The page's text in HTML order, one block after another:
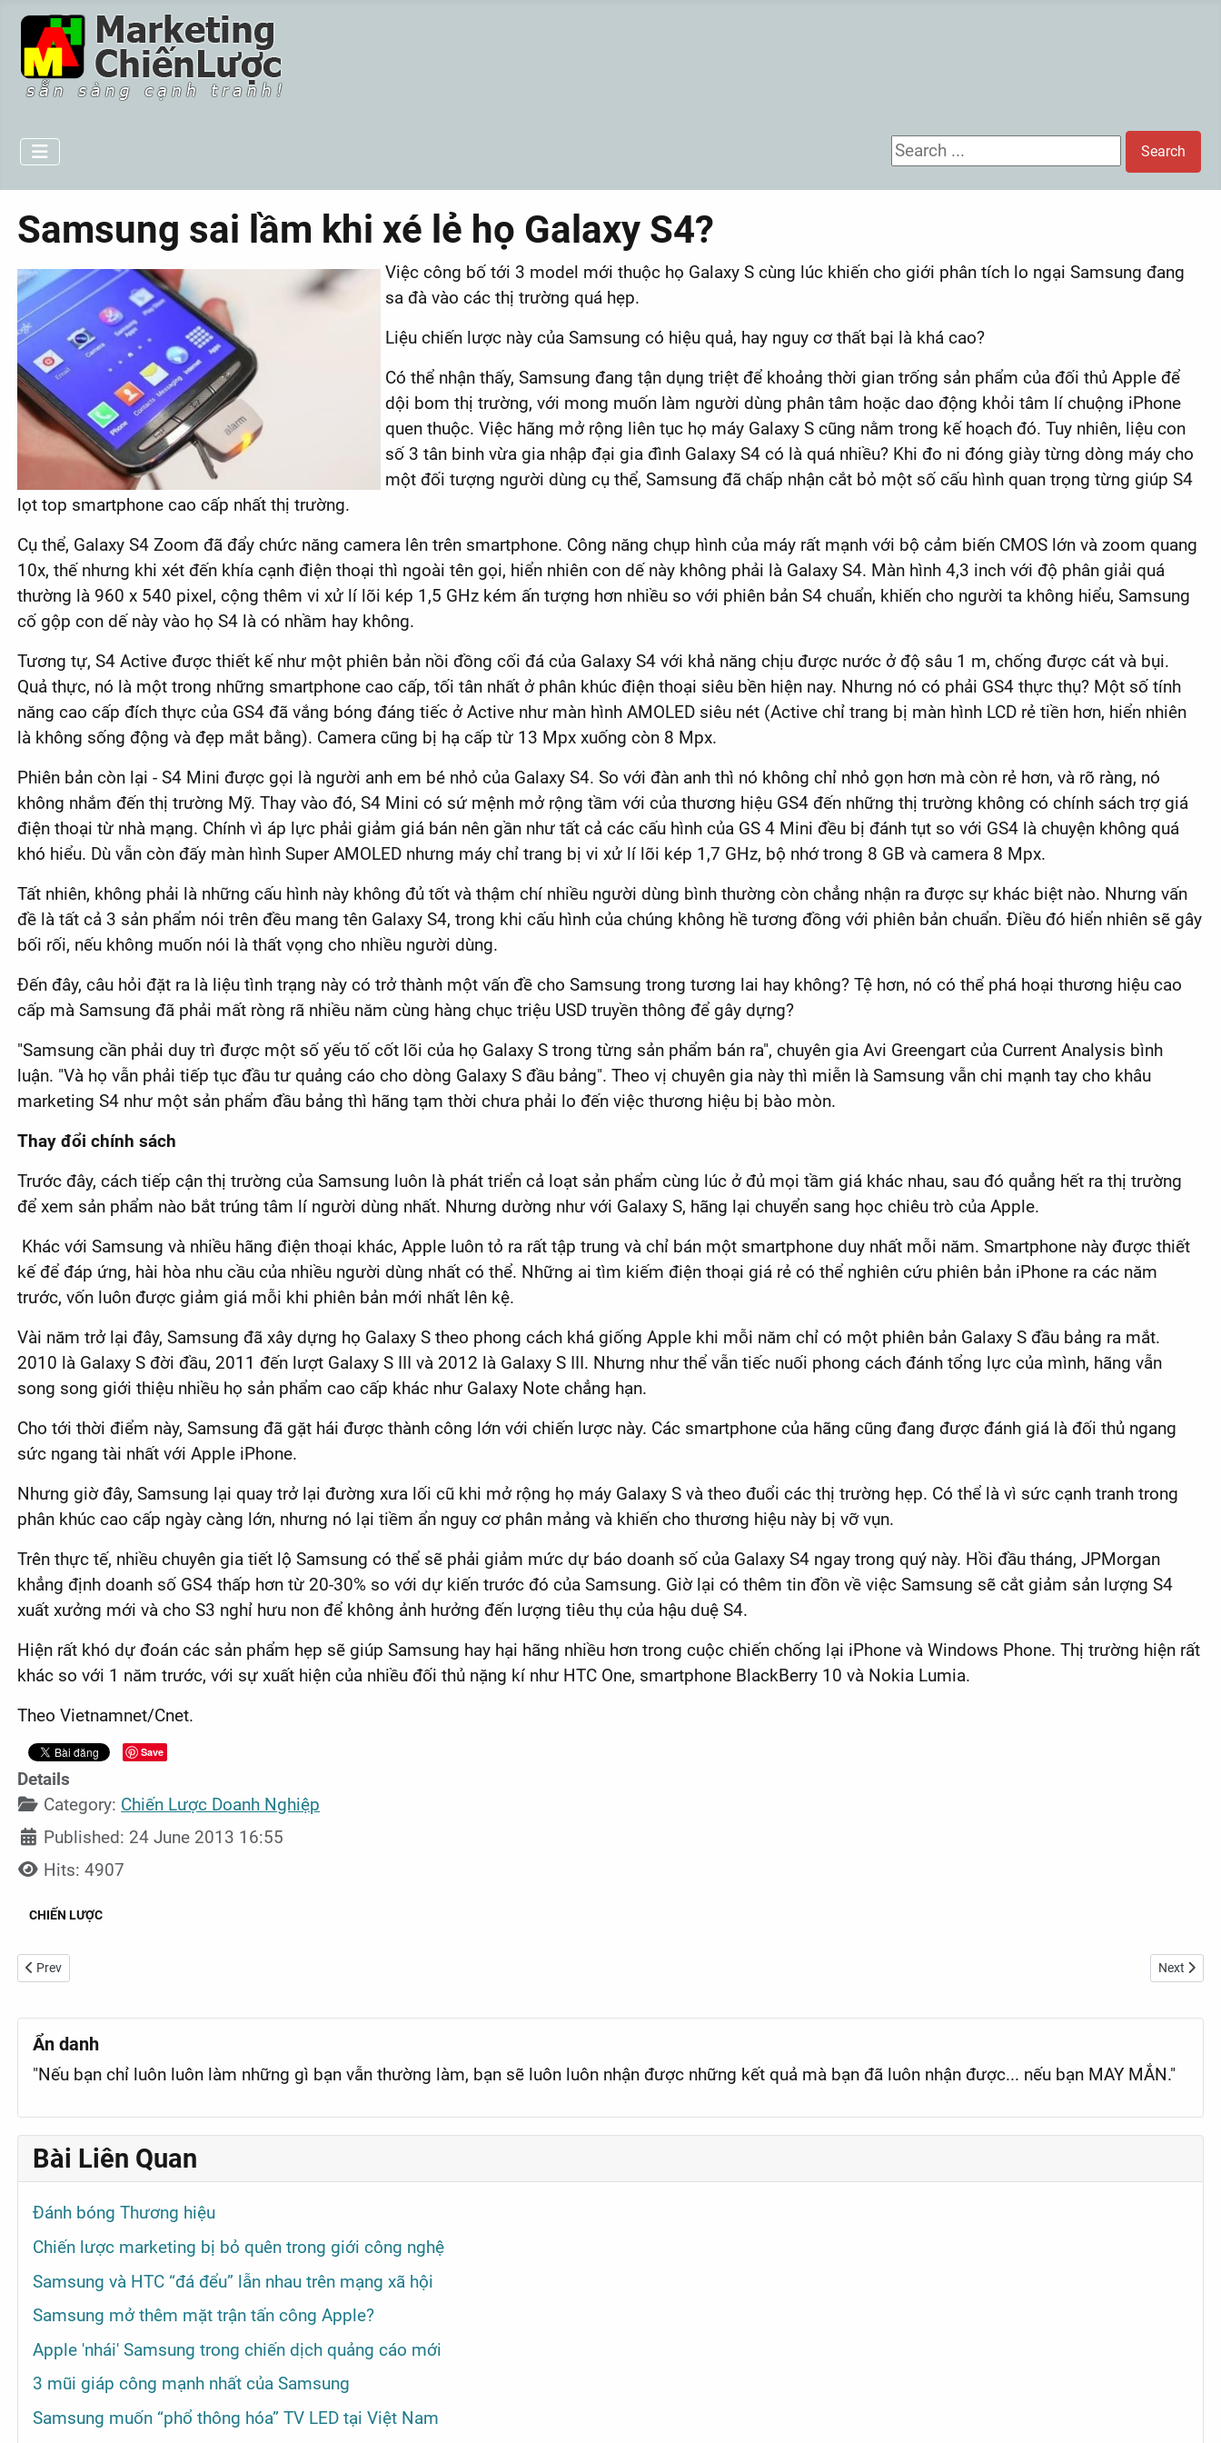
Search ... Search
Samsung sai lầm khi xé lẻ họ Galaxy S4?
Việc công bố tới 3 model mới thuộc họ Galaxy S cùng lúc khiến cho giới phân tích lo ngại Samsung đang
sa đà vào các thị trường quá hẹp.
Liệu chiến lược này của Samsung có hiệu quả, hay nguy cơ thất bại là khá cao?
Có thể nhận thấy, Samsung đang tận dụng triệt để khoảng thời gian trống sản phẩm của đối thủ Apple để
dội bom thị trường, với mong muốn làm người dùng phân tâm hoặc dao động khỏi tâm lí chuộng iPhone
quen thuộc. Việc hãng mở rộng liên tục họ máy Galaxy S cũng nằm trong kế hoạch đó. Tuy nhiên, liệu con
số 3 tân binh vừa gia nhập đại gia đình Galaxy S4 có là quá nhiều? Khi đo ni đóng giày từng dòng máy cho
một đối tượng người dùng cụ thể, Samsung đã chấp nhận cắt bỏ một số cấu hình quan trọng từng giúp S4
lọt top smartphone cao cấp nhất thị trường.
Cụ thể, Galaxy S4 Zoom đã đẩy chức năng camera lên trên smartphone. Công năng chụp hình của máy rất mạnh với bộ cảm biến CMOS lớn và zoom quang
10x, thế nhưng khi xét đến khía cạnh điện thoại thì ngoài tên gọi, hiển nhiên con dế này không phải là Galaxy S4. Màn hình 4,3 inch với độ phân giải quá
thường là 960 x 540 pixel, cộng thêm vi xử lí lõi kép 1,5 GHz kém ấn tượng hơn nhiều so với phiên bản S4 chuẩn, khiến cho người ta không hiểu, Samsung
cố gộp con dế này vào họ S4 là có nhầm hay không.
Tương tự, S4 Active được thiết kế như một phiên bản nồi đồng cối đá của Galaxy S4 với khả năng chịu được nước ở độ sâu 1 m, chống được cát và bụi.
Quả thực, nó là một trong những smartphone cao cấp, tối tân nhất ở phân khúc điện thoại siêu bền hiện nay. Nhưng nó có phải GS4 thực thụ? Một số tính
năng cao cấp đích thực của GS4 đã vắng bóng đáng tiếc ở Active như màn hình AMOLED siêu nét (Active chỉ trang bị màn hình LCD rẻ tiền hơn, hiển nhiên
là không sống động và đẹp mắt bằng). Camera cũng bị hạ cấp từ 13 Mpx xuống còn 8 Mpx.
Phiên bản còn lại - S4 Mini được gọi là người anh em bé nhỏ của Galaxy S4. So với đàn anh thì nó không chỉ nhỏ gọn hơn mà còn rẻ hơn, và rõ ràng, nó
không nhắm đến thị trường Mỹ. Thay vào đó, S4 Mini có sứ mệnh mở rộng tầm với của thương hiệu GS4 đến những thị trường không có chính sách trợ giá
điện thoại từ nhà mạng. Chính vì áp lực phải giảm giá bán nên gần như tất cả các cấu hình của GS 4 Mini đều bị đánh tụt so với GS4 là chuyện không quá
khó hiểu. Dù vẫn còn đấy màn hình Super AMOLED nhưng máy chỉ trang bị vi xử lí lõi kép 1,7 GHz, bộ nhớ trong 8 GB và camera 8 Mpx.
Tất nhiên, không phải là những cấu hình này không đủ tốt và thậm chí nhiều người dùng bình thường còn chẳng nhận ra được sự khác biệt nào. Nhưng vấn
đề là tất cả 3 sản phẩm nói trên đều mang tên Galaxy S4, trong khi cấu hình của chúng không hề tương đồng với phiên bản chuẩn. Điều đó hiển nhiên sẽ gây
bối rối, nếu không muốn nói là thất vọng cho nhiều người dùng.
Đến đây, câu hỏi đặt ra là liệu tình trạng này có trở thành một vấn đề cho Samsung trong tương lai hay không? Tệ hơn, nó có thể phá hoại thương hiệu cao
cấp mà Samsung đã phải mất ròng rã nhiều năm cùng hàng chục triệu USD truyền thông để gây dựng?
"Samsung cần phải duy trì được một số yếu tố cốt lõi của họ Galaxy S trong từng sản phẩm bán ra", chuyên gia Avi Greengart của Current Analysis bình
luận. "Và họ vẫn phải tiếp tục đầu tư quảng cáo cho dòng Galaxy S đầu bảng". Theo vị chuyên gia này thì miễn là Samsung vẫn chi mạnh tay cho khâu
marketing S4 như một sản phẩm đầu bảng thì hãng tạm thời chưa phải lo đến việc thương hiệu bị bào mòn.
Thay đổi chính sách
Trước đây, cách tiếp cận thị trường của Samsung luôn là phát triển cả loạt sản phẩm cùng lúc ở đủ mọi tầm giá khác nhau, sau đó quẳng hết ra thị trường
để xem sản phẩm nào bắt trúng tâm lí người dùng nhất. Nhưng dường như với Galaxy S, hãng lại chuyển sang học chiêu trò của Apple.
Khác với Samsung và nhiều hãng điện thoại khác, Apple luôn tỏ ra rất tập trung và chỉ bán một smartphone duy nhất mỗi năm. Smartphone này được thiết
kế để đáp ứng, hài hòa nhu cầu của nhiều người dùng nhất có thể. Những ai tìm kiếm điện thoại giá rẻ có thể nghiên cứu phiên bản iPhone ra các năm
trước, vốn luôn được giảm giá mỗi khi phiên bản mới nhất lên kệ.
Vài năm trở lại đây, Samsung đã xây dựng họ Galaxy S theo phong cách khá giống Apple khi mỗi năm chỉ có một phiên bản Galaxy S đầu bảng ra mắt.
2010 là Galaxy S đời đầu, 2011 đến lượt Galaxy S III và 2012 là Galaxy S III. Nhưng như thể vẫn tiếc nuối phong cách đánh tổng lực của mình, hãng vẫn
song song giới thiệu nhiều họ sản phẩm cao cấp khác như Galaxy Note chẳng hạn.
Cho tới thời điểm này, Samsung đã gặt hái được thành công lớn với chiến lược này. Các smartphone của hãng cũng đang được đánh giá là đối thủ ngang
sức ngang tài nhất với Apple iPhone.
Nhưng giờ đây, Samsung lại quay trở lại đường xưa lối cũ khi mở rộng họ máy Galaxy S và theo đuổi các thị trường hẹp. Có thể là vì sức cạnh tranh trong
phân khúc cao cấp ngày càng lớn, nhưng nó lại tiềm ẩn nguy cơ phân mảng và khiến cho thương hiệu này bị vỡ vụn.
Trên thực tế, nhiều chuyên gia tiết lộ Samsung có thể sẽ phải giảm mức dự báo doanh số của Galaxy S4 ngay trong quý này. Hồi đầu tháng, JPMorgan
khẳng định doanh số GS4 thấp hơn từ 20-30% so với dự kiến trước đó của Samsung. Giờ lại có thêm tin đồn về việc Samsung sẽ cắt giảm sản lượng S4
xuất xưởng mới và cho S3 nghỉ hưu non để không ảnh hưởng đến lượng tiêu thụ của hậu duệ S4.
Hiện rất khó dự đoán các sản phẩm hẹp sẽ giúp Samsung hay hại hãng nhiều hơn trong cuộc chiến chống lại iPhone và Windows Phone. Thị trường hiện rất
khác so với 1 năm trước, với sự xuất hiện của nhiều đối thủ nặng kí như HTC One, smartphone BlackBerry 10 và Nokia Lumia.
Theo Vietnamnet/Cnet.
Save
Details
Category: Chiến Lược Doanh Nghiệp
Published: 24 June 2013 16:55
Hits: 4907
CHIẾN LƯỢC
Previous article: Tiểu gia mì gói: Xấu phải biết phấn đấu
Prev Next
Next
Ẩn danh
"Nếu bạn chỉ luôn luôn làm những gì bạn vẫn thường làm, bạn sẽ luôn luôn nhận được những kết quả mà bạn đã luôn nhận được... nếu bạn MAY MẮN."
Bài Liên Quan
Đánh bóng Thương hiệu
Chiến lược marketing bị bỏ quên trong giới công nghệ
Samsung và HTC “đá đểu” lẫn nhau trên mạng xã hội
Samsung mở thêm mặt trận tấn công Apple?
Apple 'nhái' Samsung trong chiến dịch quảng cáo mới
3 mũi giáp công mạnh nhất của Samsung
Samsung muốn “phổ thông hóa” TV LED tại Việt Nam